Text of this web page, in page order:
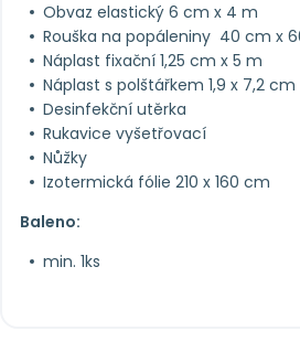
Obvaz elastický 6 cm
Rouška na popáleniny 40 cm
Náplast fixační 1,25 cm
Náplast s polštářkem 1,9 x
Desinfekční
Rukavice
Nůžky
Izotermická fólie 210 x
Baleno:
min. 1ks